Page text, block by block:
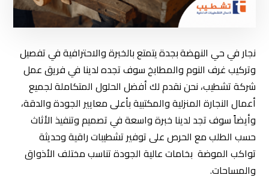
نجار في حي النهضةبجدةيتمتع بالخبرة والاحترافية في تفصيل
وتركيب غرف النوم والمطابخ سوف تجده لدينا في فريق عمل
شركة تشطيب، نحن نقدم لك أفضل الحلول المتكاملة لجميع
أعمال النجارة المنزلية والمكتبية بأعلى معايير الجودة والدقة،
وأيضاً سوف تجد لدينا خبرة واسعة في تصميم وتنفيذ الأثاث
حسب الطلب مع الحرص على توفير تشطيبات راقية وحديثة
تواكب الموضة بخامات عالية الجودة تناسب مختلف الأذواق
والمساحات.